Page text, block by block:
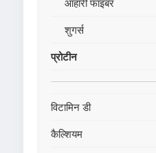
आहारी फाइबर
शुगर्स
प्रोटीन
विटामिन डी
कैल्शियम